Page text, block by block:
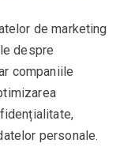
de marketing
despre
companiile
personale.